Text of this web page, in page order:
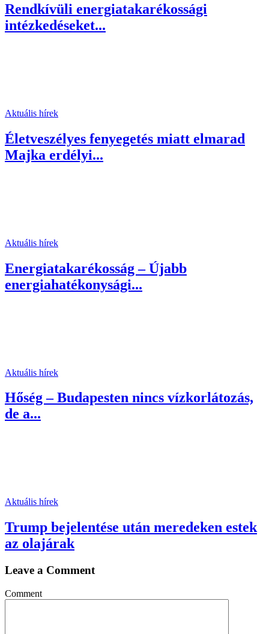
Rendkívüli energiatakarékossági
intézkedéseket...
Aktuális hírek
Életveszélyes fenyegetés miatt elmarad
Majka erdélyi...
Aktuális hírek
Energiatakarékosság – Újabb
energiahatékonysági...
Aktuális hírek
Hőség – Budapesten nincs vízkorlátozás,
de a...
Aktuális hírek
Trump bejelentése után meredeken estek
az olajárak
Leave a Comment
Comment